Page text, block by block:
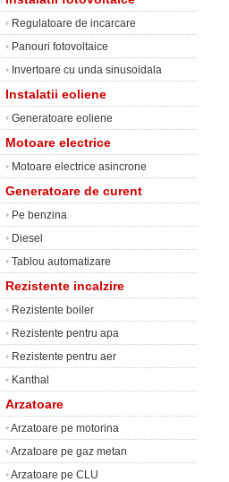
• Regulatoare de incarcare
• Panouri fotovoltaice
• Invertoare cu unda sinusoidala
Instalatii eoliene
• Generatoare eoliene
Motoare electrice
• Motoare electrice asincrone
Generatoare de curent
• Pe benzina
• Diesel
• Tablou automatizare
Rezistente incalzire
• Rezistente boiler
• Rezistente pentru apa
• Rezistente pentru aer
• Kanthal
Arzatoare
•Arzatoare pe motorina
•Arzatoare pe gaz metan
•Arzatoare pe CLU